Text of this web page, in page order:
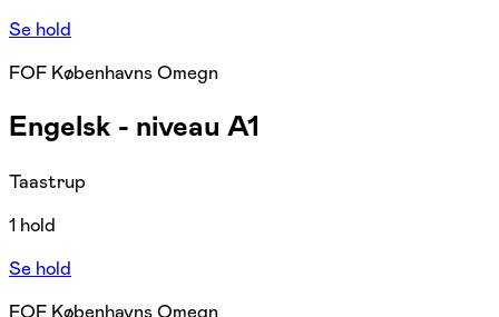
Se hold
FOF Københavns Omegn
Engelsk - niveau A1
Taastrup
1 hold
Se hold
FOF Københavns Omegn